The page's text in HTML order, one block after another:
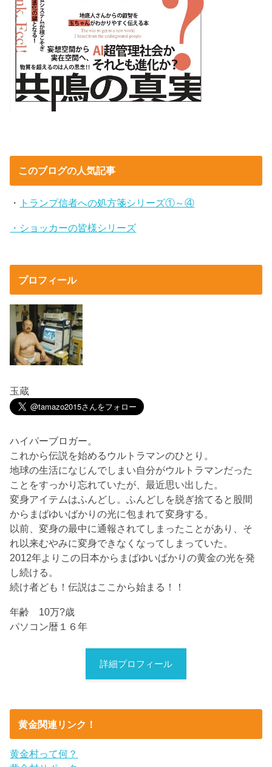
このブログの人気記事
・ トランプ信者への処方箋シリーズ①～④
・ショッカーの皆様シリーズ
プロフィール
玉蔵
ハイパーブロガー。
これから伝説を始めるウルトラマンのひとり。
地球の生活になじんでしまい自分がウルトラマンだった
ことをすっかり忘れていたが、最近思い出した。
変身アイテムはふんどし。ふんどしを脱ぎ捨てると股間
からまばゆいばかりの光に包まれて変身する。
以前、変身の最中に通報されてしまったことがあり、そ
れ以来むやみに変身できなくなってしまっていた。
2012年よりこの日本からまばゆいばかりの黄金の光を発
し続ける。
続け者ども！伝説はここから始まる！！
年齢 10万?歳
パソコン暦１６年
詳細プロフィール
黄金関連リンク！
黄金村って何？